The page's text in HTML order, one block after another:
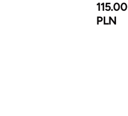
115.00
PLN